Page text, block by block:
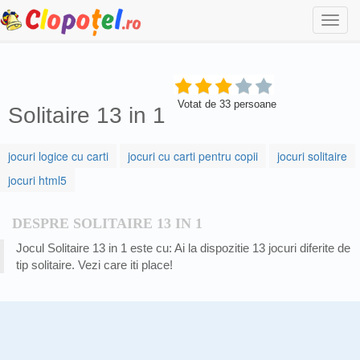
Solitaire 13 in 1 Votat de 33 persoane
jocuri logice cu carti jocuri cu carti pentru copii
jocuri solitaire
jocuri html5
DESPRE SOLITAIRE 13 IN 1
Jocul Solitaire 13 in 1 este cu: Ai la dispozitie 13 jocuri diferite de
tip solitaire. Vezi care iti place!